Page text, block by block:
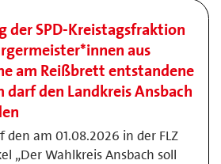
der SPD-Kreistagsfraktion
aus
am Reißbrett entstandene
den Landkreis Ansbach
den am 01.08.2026 in der FLZ
„Der Wahlkreis Ansbach soll